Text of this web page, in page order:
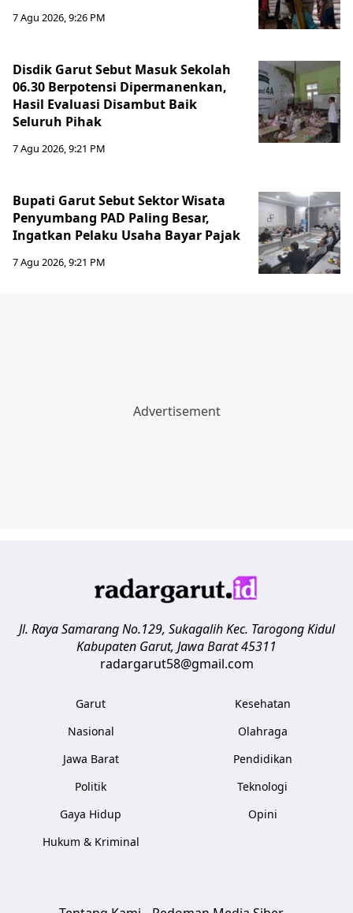
7 Agu 2026, 9:26 PM
Disdik Garut Sebut Masuk Sekolah
06.30 Berpotensi Dipermanenkan,
Hasil Evaluasi Disambut Baik
Seluruh Pihak
7 Agu 2026, 9:21 PM
Bupati Garut Sebut Sektor Wisata
Penyumbang PAD Paling Besar,
Ingatkan Pelaku Usaha Bayar Pajak
7 Agu 2026, 9:21 PM
Jl. Raya Samarang No.129, Sukagalih Kec. Tarogong Kidul
Kabupaten Garut, Jawa Barat45311
radargarut58@gmail.com
Garut
Nasional
Jawa Barat
Politik
Gaya Hidup
Hukum & Kriminal
Kesehatan
Olahraga
Pendidikan
Teknologi
Opini